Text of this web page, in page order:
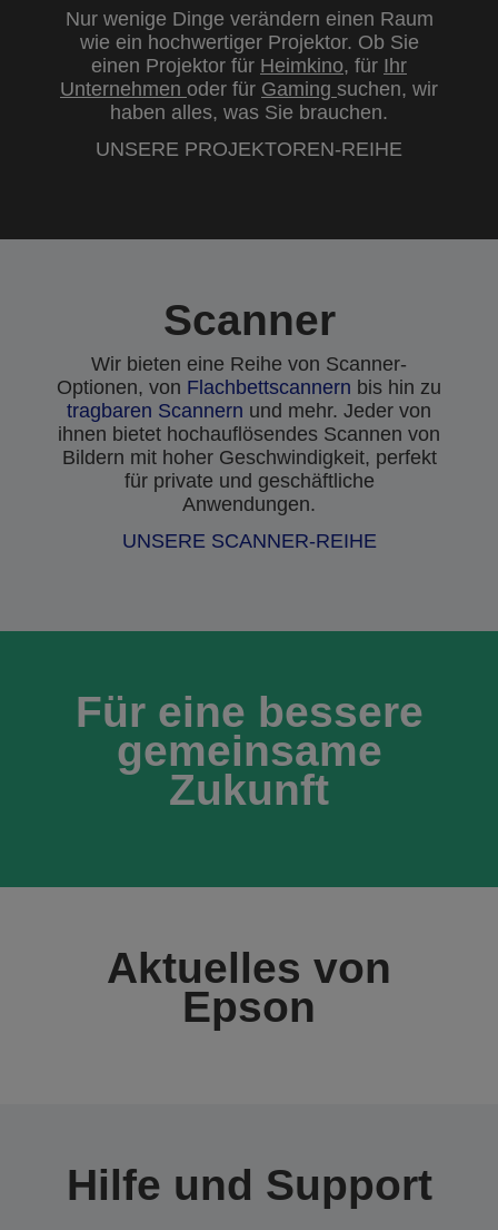
Nur wenige Dinge verändern einen Raum
wie ein hochwertiger Projektor. Ob Sie
einen Projektor für Heimkino, für Ihr
Unternehmen oder für Gaming suchen, wir
haben alles, was Sie brauchen.
UNSERE PROJEKTOREN-REIHE
Scanner
Wir bieten eine Reihe von Scanner-
Optionen, von Flachbettscannern bis hin zu
tragbaren Scannern und mehr. Jeder von
ihnen bietet hochauflösendes Scannen von
Bildern mit hoher Geschwindigkeit, perfekt
für private und geschäftliche
Anwendungen.
UNSERE SCANNER-REIHE
Für eine bessere
gemeinsame
Zukunft
Aktuelles von
Epson
Hilfe und Support